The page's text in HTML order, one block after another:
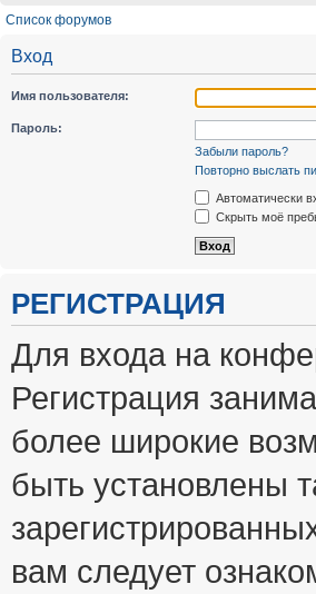
Список форумов
Вход
Имя пользователя:
Пароль:
Забыли пароль?
Повторно выслать
Автоматически
Скрыть моё
РЕГИСТРАЦИЯ
Для входа на
Регистрация
более широкие
быть установлены
вам следует